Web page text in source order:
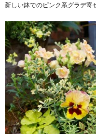
新しい鉢でのピンク系グラデ寄